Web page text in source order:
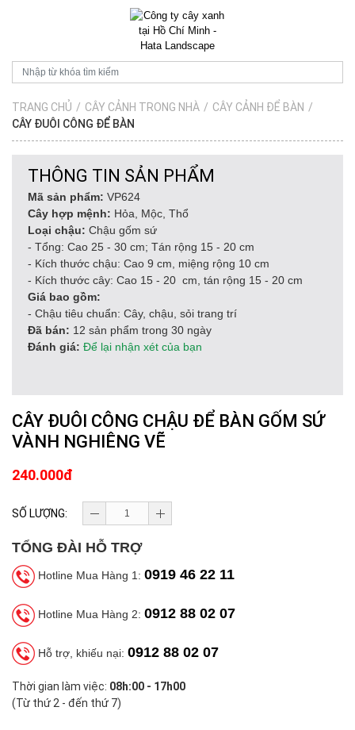
TRANG CHỦ / CÂY CẢNH TRONG NHÀ / CÂY CẢNH ĐỂ BÀN /
CÂY ĐUÔI CÔNG ĐỂ BÀN
THÔNG TIN SẢN PHẨM
Mã sản phẩm: VP624
Cây hợp mệnh: Hỏa, Mộc, Thổ
Loại chậu: Chậu gốm sứ
- Tổng: Cao 25 - 30 cm; Tán rộng 15 - 20 cm
- Kích thước chậu: Cao 9 cm, miệng rộng 10 cm
- Kích thước cây: Cao 15 - 20 cm, tán rộng 15 - 20 cm
Giá bao gồm:
- Chậu tiêu chuẩn: Cây, chậu, sỏi trang trí
Đã bán: 12 sản phẩm trong 30 ngày
Đánh giá: Để lại nhận xét của bạn
CÂY ĐUÔI CÔNG CHẬU ĐỂ BÀN GỐM SỨ
VÀNH NGHIÊNG VẼ
240.000đ
SỐ LƯỢNG:
TỔNG ĐÀI HỖ TRỢ
Hotline Mua Hàng 1: 0919 46 22 11
Hotline Mua Hàng 2: 0912 88 02 07
Hỗ trợ, khiếu nại: 0912 88 02 07
Thời gian làm việc: 08h:00 - 17h00
(Từ thứ 2 - đến thứ 7)